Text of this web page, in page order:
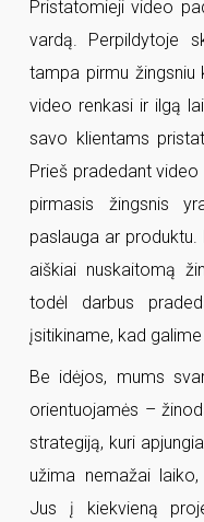
Pristatomieji video
vardą. Perpildytoje
tampa pirmu žingsniu
video renkasi ir ilgą
savo klientams
Prieš pradedant
pirmasis žingsnis
paslauga ar
aiškiai nuskaitomą
todėl darbus
įsitikiname, kad
Be idėjos, mums
orientuojamės –
strategiją, kuri
užima nemažai
Jus į kiekvieną